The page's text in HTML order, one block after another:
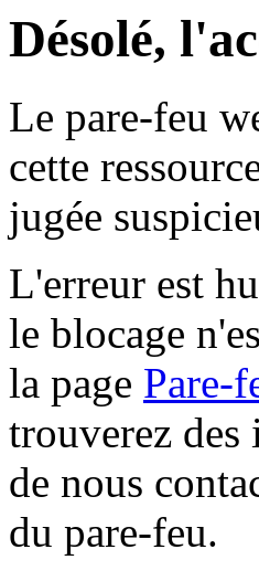
Désolé,
Le pare-feu
cette
jugée
L'erreur est
le blocage
la page Pare-
trouverez
de nous
du pare-feu.